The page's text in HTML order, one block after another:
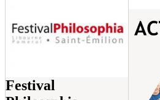
Festival